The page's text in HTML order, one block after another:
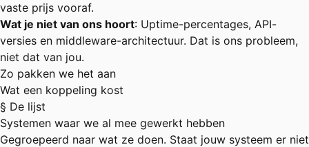
vaste prijs vooraf.
Wat je niet van ons hoort: Uptime-percentages, API-
versies en middleware-architectuur. Dat is ons probleem,
niet dat van jou.
Zo pakken we het aan
Wat een koppeling kost
§ De lijst
Systemen waar we al mee gewerkt hebben
Gegroepeerd naar wat ze doen. Staat jouw systeem er niet